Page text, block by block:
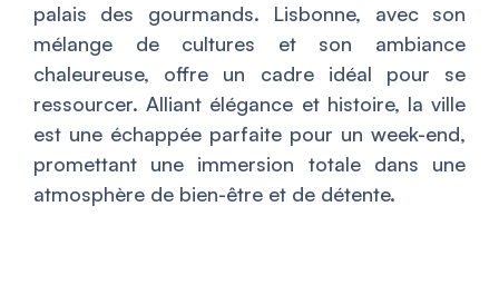
palais des gourmands. Lisbonne, avec son
mélange de cultures et son ambiance
chaleureuse, offre un cadre idéal pour se
ressourcer. Alliant élégance et histoire, la ville
est une échappée parfaite pour un week-end,
promettant une immersion totale dans une
atmosphère de bien-être et de détente.